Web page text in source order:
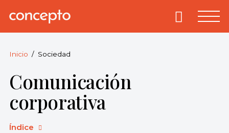
Concepto.
derechos
reservados.
Primary
Inicio Sociedad
Comunicación
corporativa
Índice